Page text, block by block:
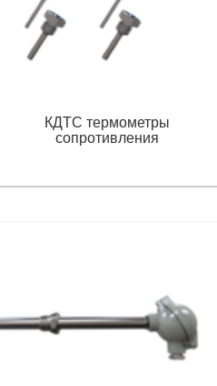
КДТС термометры
сопротивления